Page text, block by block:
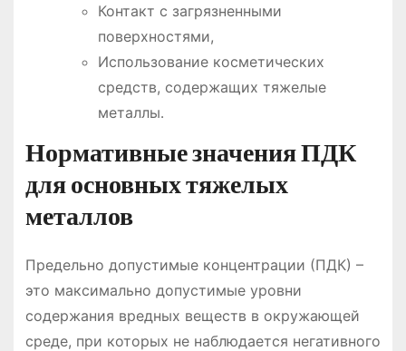
Контакт с загрязненными
поверхностями,
Использование косметических
средств, содержащих тяжелые
металлы․
Нормативные значения ПДК
для основных тяжелых
металлов
Предельно допустимые концентрации (ПДК) –
это максимально допустимые уровни
содержания вредных веществ в окружающей
среде, при которых не наблюдается негативного